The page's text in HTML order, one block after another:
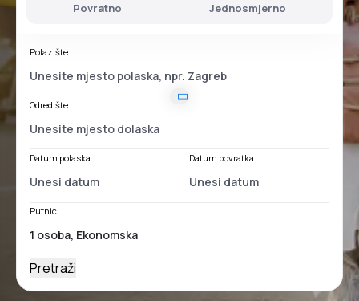
Povratno Jednosmjerno
Polazište
Odredište
Datum polaska Datum povratka
Putnici
Pretraži